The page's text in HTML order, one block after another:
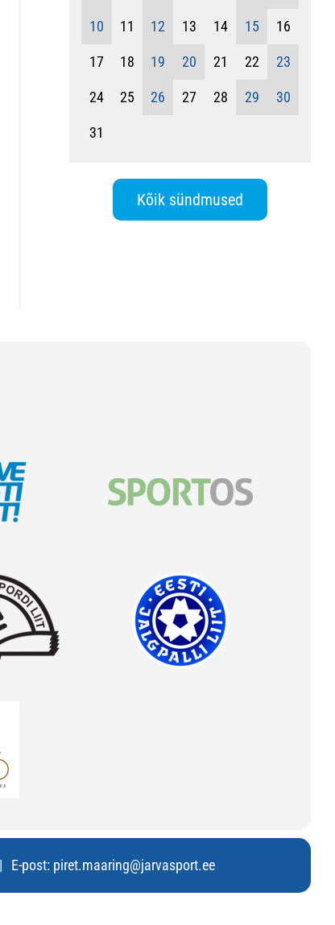
10 11 12 13 14 15 16
17 18 19 20 21 22 23
24 25 26 27 28 29 30
31
Kõik sündmused
E-post: piret.maaring@jarvasport.ee